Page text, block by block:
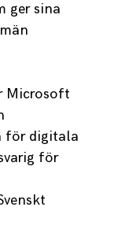
ger sina
Microsoft
för digitala
för